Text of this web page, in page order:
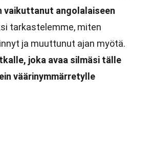
vaikuttanut angolalaiseen
tarkastelemme, miten
ja muuttunut ajan myötä.
joka avaa silmäsi tälle
väärinymmärretylle